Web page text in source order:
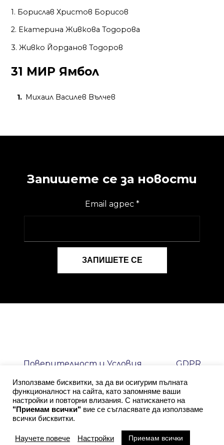
1. Борислав Христов Борисов
2. Екатерина Живкова Тодорова
3. Живко Йорданов Тодоров
31 МИР Ямбол
Михаил Василев Вълчев
Запишете се за новости
Email адрес *
Поверителност и Условия GDPR
Контакти Facebook
Използваме бисквитки, за да ви осигурим пълната
функционалност на сайта, като запомняме ваши
настройки и повторни влизания. С натискането на
"Приемам всички" вие се съгласявате да използваме
всички бисквитки.
Научете повече Настройки Приемам всички